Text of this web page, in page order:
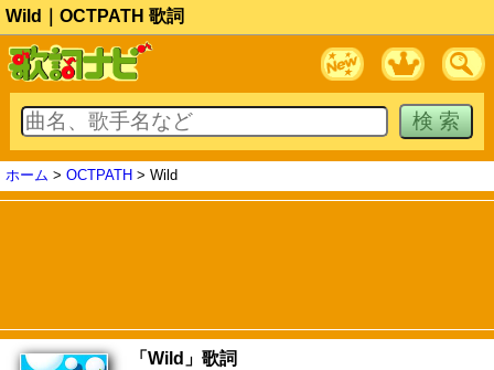
Wild｜OCTPATH 歌詞
ホーム > OCTPATH > Wild
「Wild」歌詞